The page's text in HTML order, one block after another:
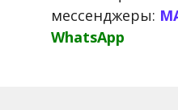
мессенджеры:
WhatsApp